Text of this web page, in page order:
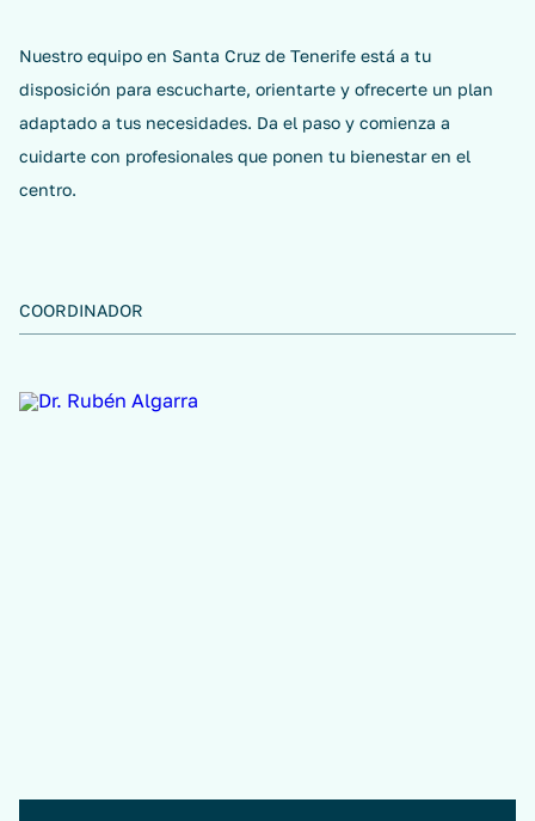
Nuestro equipo en Santa Cruz de Tenerife está a tu
disposición para escucharte, orientarte y ofrecerte un plan
adaptado a tus necesidades. Da el paso y comienza a
cuidarte con profesionales que ponen tu bienestar en el
centro.
COORDINADOR